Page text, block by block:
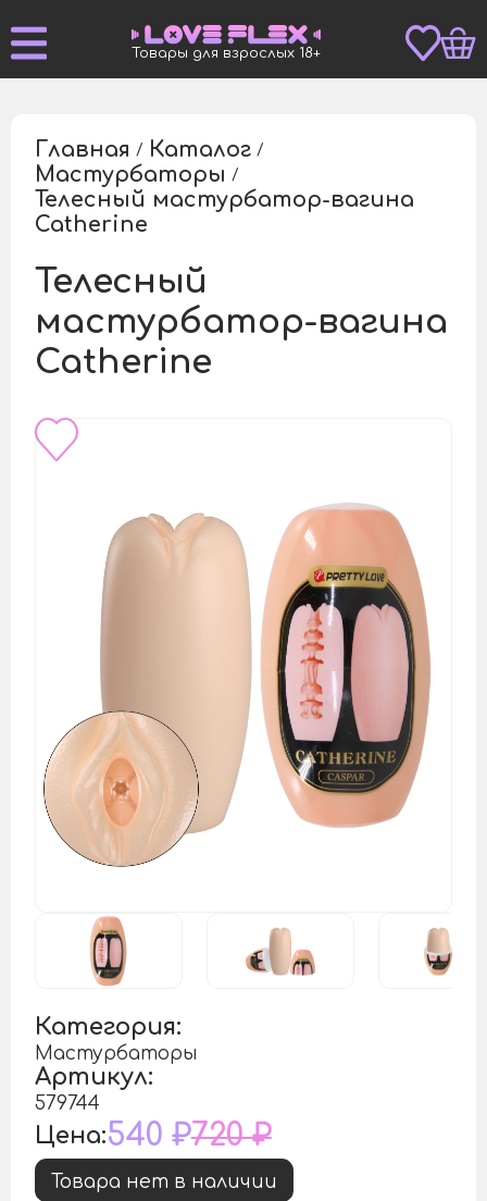
Товары для взрослых 18+
Главная / Каталог /
Мастурбаторы /
Телесный мастурбатор-вагина
Catherine
Телесный
мастурбатор-вагина
Catherine
Категория:
Мастурбаторы
Артикул:
579744
Цена:540 ₽720 ₽
Товара нет в наличии